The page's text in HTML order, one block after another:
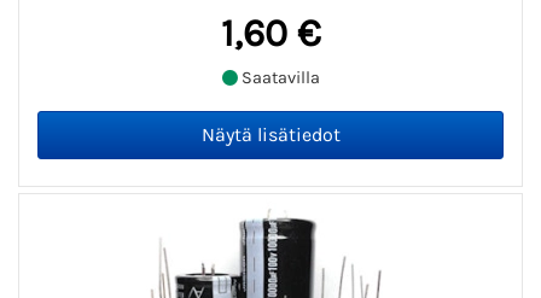
1,60 €
Saatavilla